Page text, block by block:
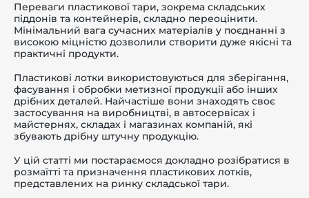
Переваги пластикової тари, зокрема складських
піддонів та контейнерів, складно переоцінити.
Мінімальний вага сучасних матеріалів у поєднанні з
високою міцністю дозволили створити дуже якісні та
практичні продукти.
Пластикові лотки використовуються для зберігання,
фасування і обробки метизної продукції або інших
дрібних деталей. Найчастіше вони знаходять своє
застосування на виробництві, в автосервісах і
майстернях, складах і магазинах компаній, які
збувають дрібну штучну продукцію.
У цій статті ми постараємося докладно розібратися в
розмаїтті та призначення пластикових лотків,
представлених на ринку складської тари.